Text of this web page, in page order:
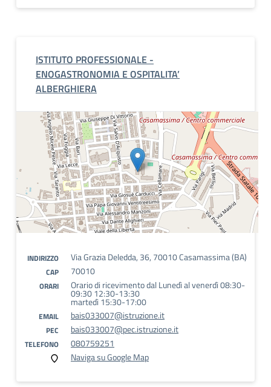
ISTITUTO PROFESSIONALE -
ENOGASTRONOMIA E OSPITALITA’
ALBERGHIERA
INDIRIZZO Via Grazia Deledda, 36, 70010 Casamassima (BA)
CAP 70010
ORARI Orario di ricevimento dal Lunedì al venerdì 08:30-
09:30 12:30-13:30
martedì 15:30-17:00
EMAIL bais033007@istruzione.it
PEC bais033007@pec.istruzione.it
TELEFONO
080759251
Naviga su Google Map